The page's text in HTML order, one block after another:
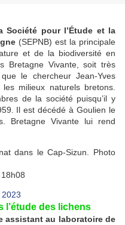
Société pour l’Étude et la
(SEPNB) est la principale
et de la biodiversité en
Bretagne Vivante, soit très
le chercheur Jean-Yves
milieux naturels bretons.
de la société puisqu’il y
Il est décédé à Goulien le
Bretagne Vivante lui rend
dans le Cap-Sizun. Photo
l’étude des lichens
assistant au laboratoire de